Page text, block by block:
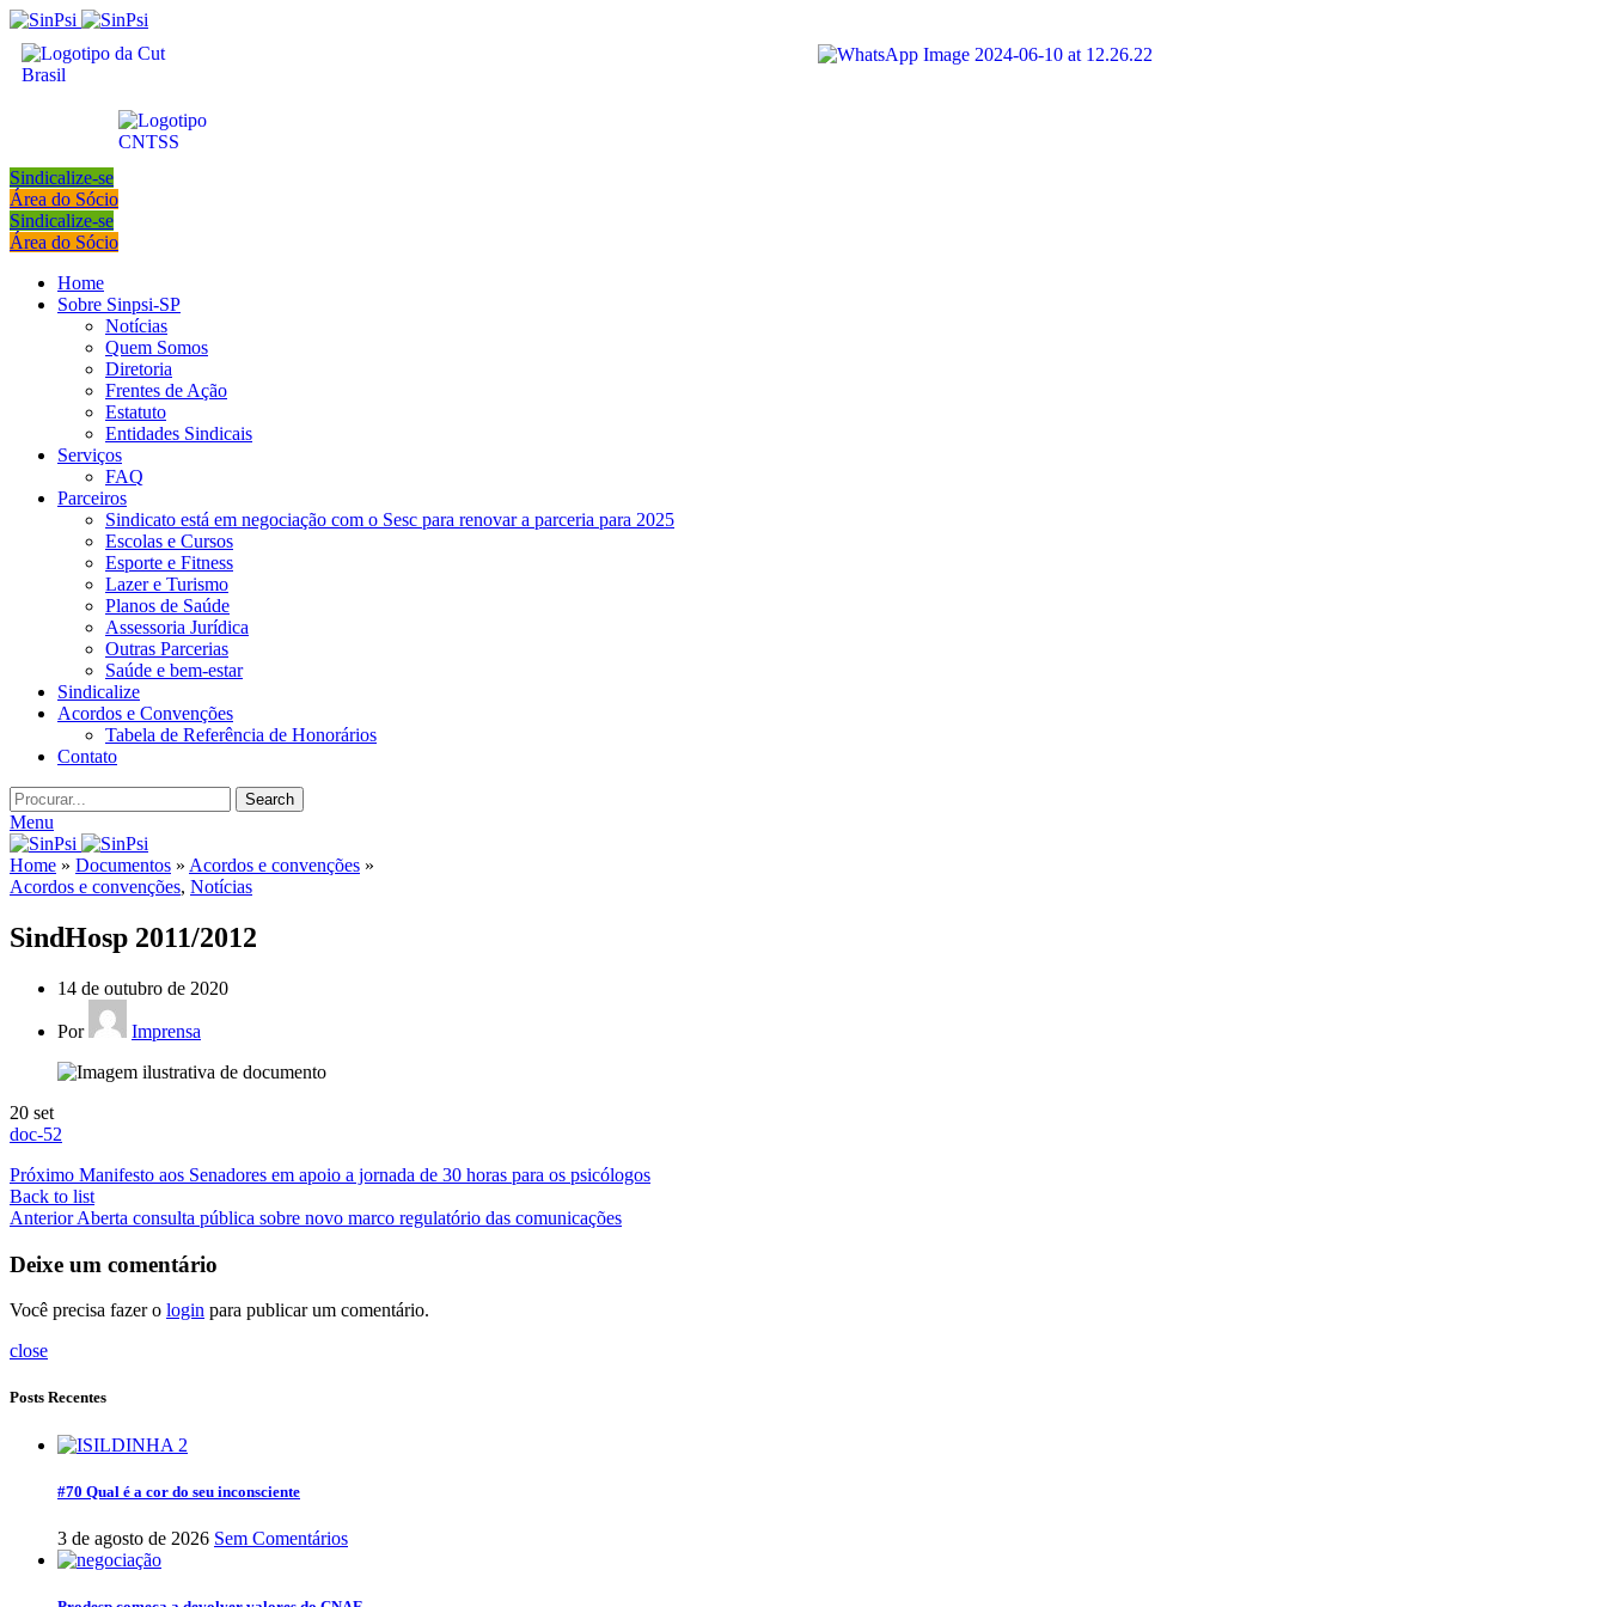
Sindicalize-se
Área do Sócio
Sindicalize-se
Área do Sócio
Home
Sobre Sinpsi-SP
Notícias
Quem Somos
Diretoria
Frentes de Ação
Estatuto
Entidades Sindicais
Serviços
FAQ
Parceiros
Sindicato está em negociação com o Sesc para renovar a parceria para 2025
Escolas e Cursos
Esporte e Fitness
Lazer e Turismo
Planos de Saúde
Assessoria Jurídica
Outras Parcerias
Saúde e bem-estar
Sindicalize
Acordos e Convenções
Tabela de Referência de Honorários
Contato
Search
Menu
Home » Documentos » Acordos e convenções »
Acordos e convenções, Notícias
SindHosp 2011/2012
14 de outubro de 2020
Por Imprensa
20 set
doc-52
Próximo Manifesto aos Senadores em apoio a jornada de 30 horas para os psicólogos
Back to list
Anterior Aberta consulta pública sobre novo marco regulatório das comunicações
Deixe um comentário
Você precisa fazer o login para publicar um comentário.
close
Posts Recentes
#70 Qual é a cor do seu inconsciente
3 de agosto de 2026 Sem Comentários